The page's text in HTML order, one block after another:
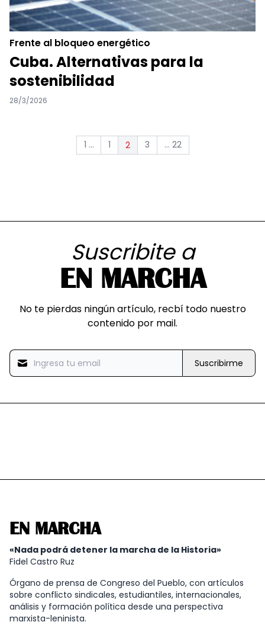
Frente al bloqueo energético
Cuba. Alternativas para la
sostenibilidad
28/3/2026
1 ... 1 2 3 ... 22
Suscribite a
EN MARCHA
No te pierdas ningún artículo, recbí todo nuestro
contenido por mail.
Suscribirme
EN MARCHA
«Nada podrá detener la marcha de la Historia»
Fidel Castro Ruz
Órgano de prensa de Congreso del Pueblo, con artículos
sobre conflicto sindicales, estudiantiles, internacionales,
análisis y formación política desde una perspectiva
marxista-leninista.